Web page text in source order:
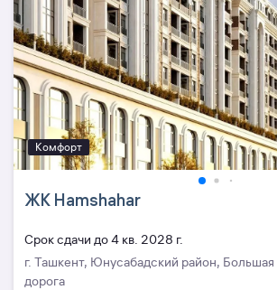
Комфорт
ЖК Hamshahar
Cрок сдачи до 4 кв. 2028 г.
г. Ташкент, Юнусабадский район, Большая
дорога